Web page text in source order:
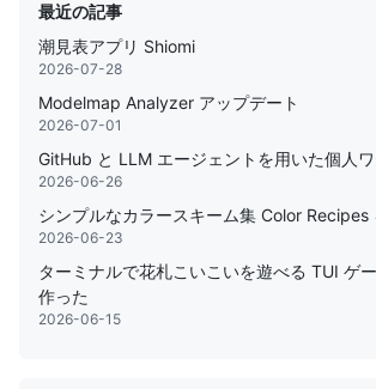
最近の記事
潮見表アプリ Shiomi
2026-07-28
Modelmap Analyzer アップデート
2026-07-01
GitHub と LLM エージェントを用いた個人
2026-06-26
シンプルなカラースキーム集 Color Recipes
2026-06-23
ターミナルで花札こいこいを遊べる TUI ゲ
作った
2026-06-15